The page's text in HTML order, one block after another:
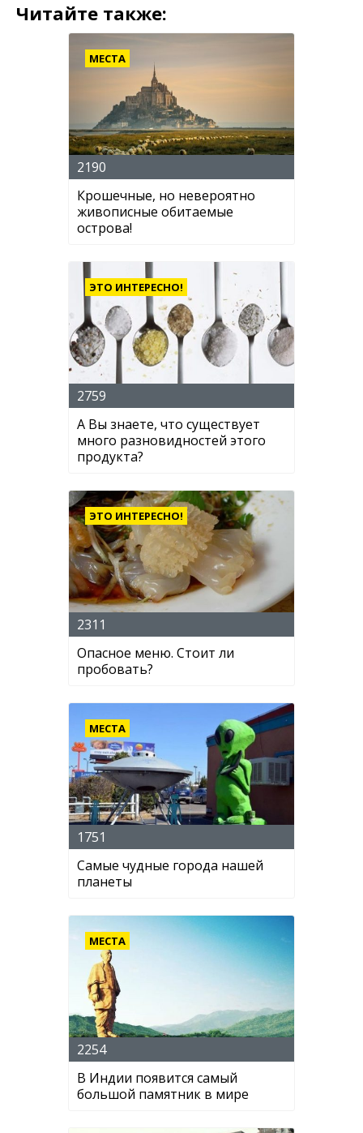
Читайте также:
МЕСТА
2190
Крошечные, но невероятно
живописные обитаемые
острова!
ЭТО ИНТЕРЕСНО!
2759
А Вы знаете, что существует
много разновидностей этого
продукта?
ЭТО ИНТЕРЕСНО!
2311
Опасное меню. Стоит ли
пробовать?
МЕСТА
1751
Самые чудные города нашей
планеты
МЕСТА
2254
В Индии появится самый
большой памятник в мире